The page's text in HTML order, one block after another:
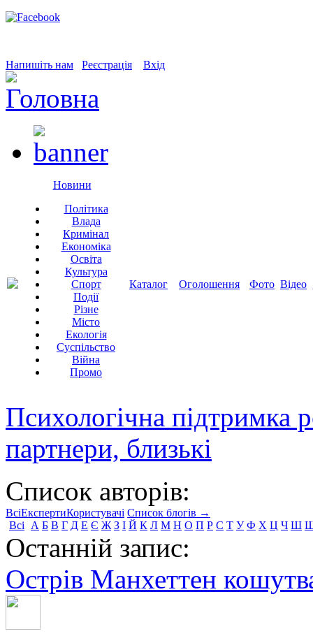
Напишіть нам Реєстрація Вхід
Новини
Політика
Влада
Кримінал
Економіка
Освіта
Культура
Спорт
Події
Різне
Місто
Екологія
Суспільство
Війна
Промо
Каталог Оголошення Фото Відео
Психологічна підтримка
партнери, близькі
Список авторів:
ВсіЕкспертиКористувачі Список блогів →
Всі
А Б В Г Д Е Є Ж З І Й К Л М Н О П Р С Т У Ф Х Ц Ч Ш
Останній запис:
Острів Манхеттен